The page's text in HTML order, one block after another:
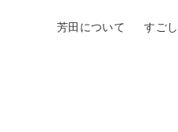
芳田について すご